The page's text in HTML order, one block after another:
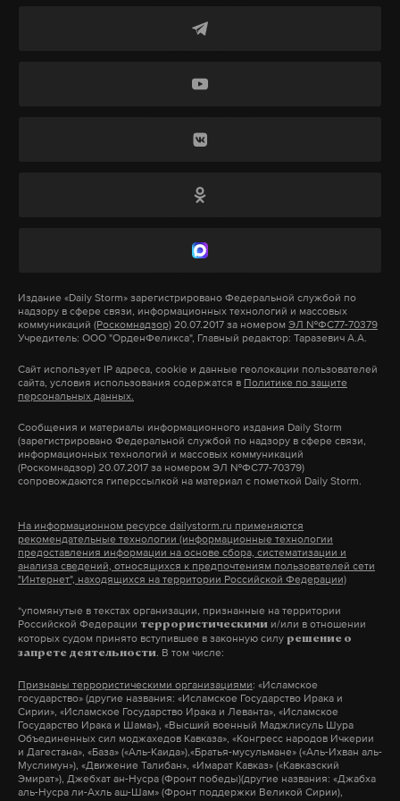
Сколько точно заплатил Махов за трехдневную
Лурье выяснил, что в 2012 году гонконгская
миллиона евро за аренду замка с большим садом,
бассейнами и двумя вертолетными площадками.
К сумме официальной сметы в 221 тысячу евро
другие мелкие траты.
«По самым скромным подсчетам празднование
Росавиации», включая банкет в замке «Шато
Дитер», проживание гостей, путешествия на яхте,
обошлось в более чем полмиллиона долларов
США, заявляет Лурье. Выходит, судя по доходам
Константина Махова, ему пришлось копить
Telegram
Поставки энергии в неподконтрольные Киеву
районы Луганской области прекратились еще 25
апреля. В связи с этим представитель
генерального секретаря ООН Стефан Дюжаррик
выразил беспокойство. «Важно, чтобы
гражданское население, которое оказалось в
эпицентре боевых действий, не страдало еще
больше», — сказал он ТАСС. Руководство
Издание «Daily Storm» зарегистрировано Федеральной службой по
надзору в сфере связи, информационных технологий и массовых
коммуникаций (Роскомнадзор) 20.07.2017 за номером ЭЛ №ФС77-70379
Учредитель: ООО "ОрденФеликса", Главный редактор: Таразевич А.А.
Сайт использует IP адреса, cookie и данные геолокации пользователей
сайта, условия использования содержатся в Политике по защите
персональных данных.
Сообщения и материалы информационного издания Daily Storm
(зарегистрировано Федеральной службой по надзору в сфере связи,
информационных технологий и массовых коммуникаций
(Роскомнадзор) 20.07.2017 за номером ЭЛ №ФС77-70379)
сопровождаются гиперссылкой на материал с пометкой Daily Storm.
На информационном ресурсе dailystorm.ru применяются
рекомендательные технологии (информационные технологии
предоставления информации на основе сбора, систематизации и
анализа сведений, относящихся к предпочтениям пользователей сети
"Интернет", находящихся на территории Российской Федерации)
*упомянутые в текстах организации, признанные на территории
Российской Федерации террористическими и/или в отношении
которых судом принято вступившее в законную силу решение о
запрете деятельности. В том числе:
Признаны террористическими организациями: «Исламское
государство» (другие названия: «Исламское Государство Ирака и
Сирии», «Исламское Государство Ирака и Леванта», «Исламское
Государство Ирака и Шама»), «Высший военный Маджлисуль Шура
Объединенных сил моджахедов Кавказа», «Конгресс народов Ичкерии
и Дагестана», «База» («Аль-Каида»),«Братья-мусульмане» («Аль-Ихван аль-
Муслимун»), «Движение Талибан», «Имарат Кавказ» («Кавказский
Эмират»), Джебхат ан-Нусра (Фронт победы)(другие названия: «Джабха
аль-Нусра ли-Ахль аш-Шам» (Фронт поддержки Великой Сирии),